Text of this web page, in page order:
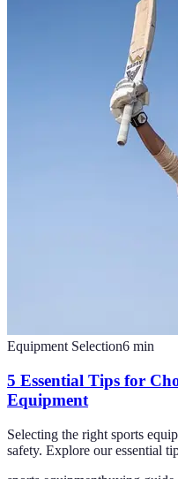
Equipment Selection6 min
5 Essential Tips for
Equipment
Selecting the right sports
safety. Explore our essential